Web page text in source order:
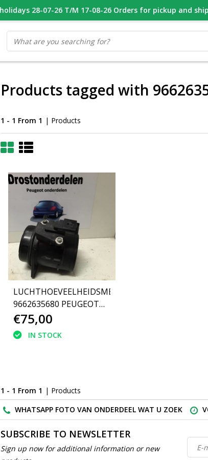
WAT U ZOEK VOOR 16.00 BESTELD, VANDAAG VERZONDEN
Products tagged with
1 - 1 From 1 | Products
LUCHTHOEVEELHEIDSMETER
9662635680 PEUGEOT
RCZ (1920QV)
€75,00
IN STOCK
1 - 1 From 1 | Products
WHATSAPP FOTO VAN ONDERDEEL WAT U ZOEK
SUBSCRIBE TO NEWSLETTER
Sign up now for additional information or new
28-07-26 T/M 17-08-26 Orders for pickup and